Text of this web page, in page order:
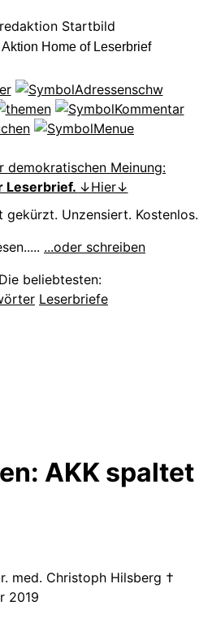
Aktion Home of Leserbrief
demokratischen Meinung:
Leserbrief. ↓Hier↓
gekürzt. Unzensiert. Kostenlos.
...oder schreiben
beliebtesten:
Leserbriefe
AKK spaltet
med. Christoph Hilsberg †
2019